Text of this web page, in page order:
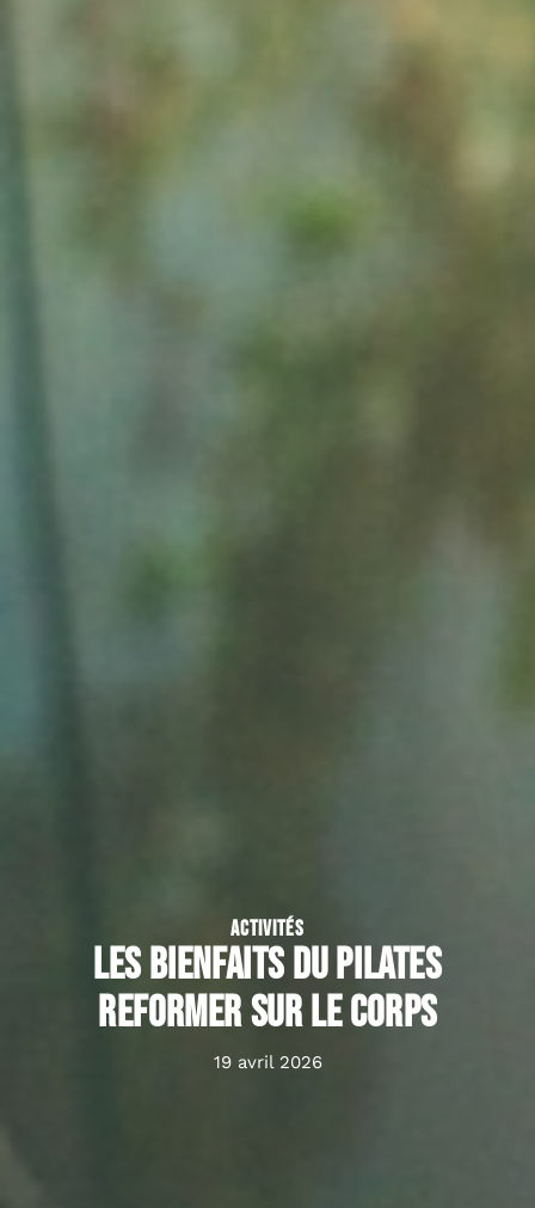
ACTIVITÉS
Les bienfaits du pilates
reformer sur le corps
19 avril 2026